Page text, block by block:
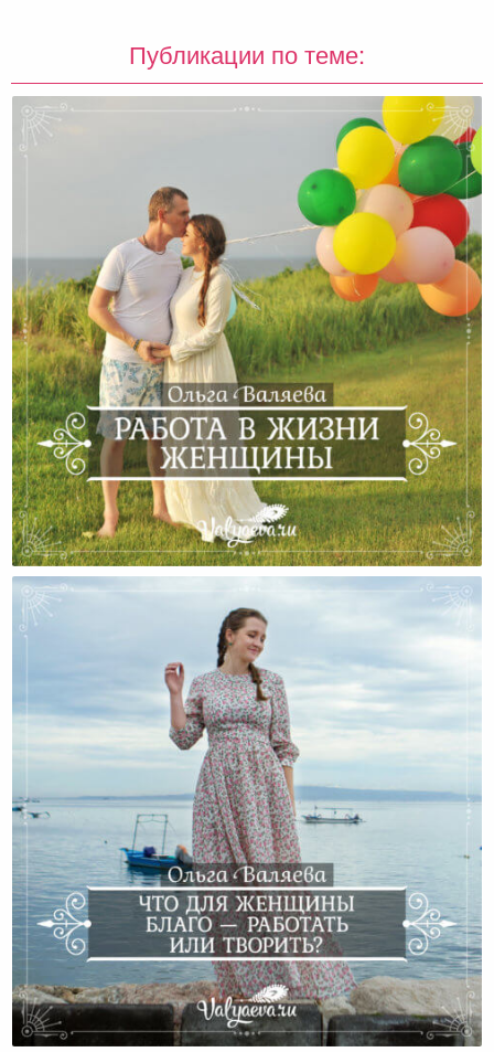
Публикации по теме:
Работа В Жизни Женщины
Что Для Женщины Благо — Работать Или Творить?